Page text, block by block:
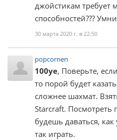
джойстикам требует
способностей???
30 марта 2020 г. в 22:50
popcornen
100ye, Поверьте,
то порой будет
сложнее шахмат.
Starcraft. Посмотреть
будешь даваться,
так играть.